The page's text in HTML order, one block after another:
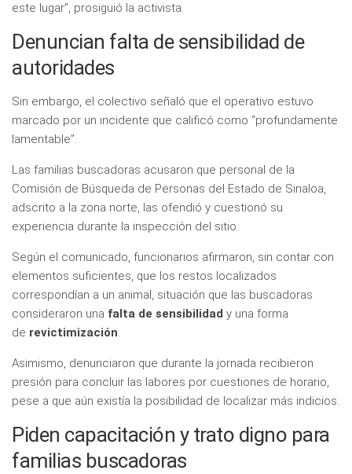
este lugar”, prosiguió la activista.
Denuncian falta de sensibilidad de
autoridades
Sin embargo, el colectivo señaló que el operativo estuvo
marcado por un incidente que calificó como “profundamente
lamentable”.
Las familias buscadoras acusaron que personal de la
Comisión de Búsqueda de Personas del Estado de Sinaloa,
adscrito a la zona norte, las ofendió y cuestionó su
experiencia durante la inspección del sitio.
Según el comunicado, funcionarios afirmaron, sin contar con
elementos suficientes, que los restos localizados
correspondían a un animal, situación que las buscadoras
consideraron una falta de sensibilidad y una forma
de revictimización.
Asimismo, denunciaron que durante la jornada recibieron
presión para concluir las labores por cuestiones de horario,
pese a que aún existía la posibilidad de localizar más indicios.
Piden capacitación y trato digno para
familias buscadoras